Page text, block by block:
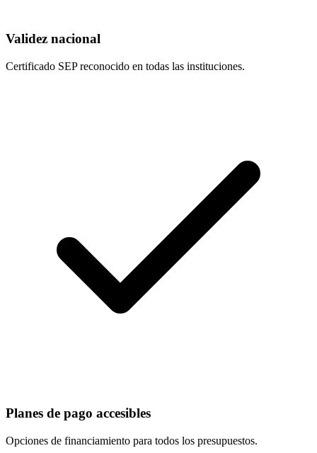
Validez nacional
Certificado SEP reconocido en todas las instituciones.
Planes de pago accesibles
Opciones de financiamiento para todos los presupuestos.